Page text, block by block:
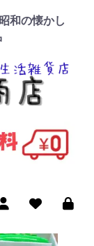
和の懐かし